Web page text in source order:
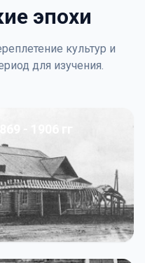
эпохи
культур и
для изучения.
- 1906 гг